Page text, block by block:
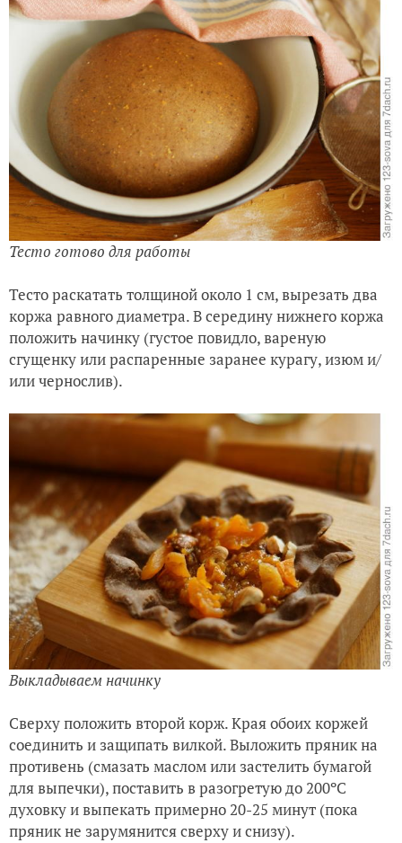
Тесто готово для работы
Тесто раскатать толщиной около 1 см, вырезать два
коржа равного диаметра. В середину нижнего коржа
положить начинку (густое повидло, вареную
сгущенку или распаренные заранее курагу, изюм и/
или чернослив).
Выкладываем начинку
Сверху положить второй корж. Края обоих коржей
соединить и защипать вилкой. Выложить пряник на
противень (смазать маслом или застелить бумагой
для выпечки), поставить в разогретую до 200ºC
духовку и выпекать примерно 20-25 минут (пока
пряник не зарумянится сверху и снизу).